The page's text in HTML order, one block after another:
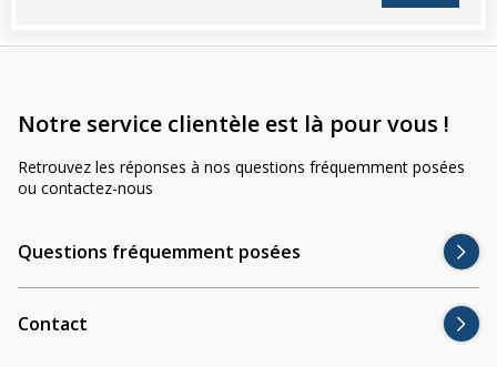
Notre service clientèle est là pour vous !
Retrouvez les réponses à nos questions fréquemment posées
ou contactez-nous
Questions fréquemment posées
Contact